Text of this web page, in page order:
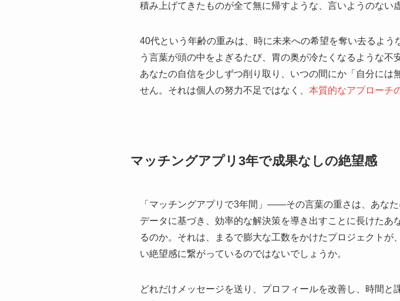
積み上げてきたものが全て無に帰すような、言いようのない
40代という年齢の重みは、時に未来への希望を奪い去るよう
う言葉が頭の中をよぎるたび、胃の奥が冷たくなるような不
あなたの自信を少しずつ削り取り、いつの間にか「自分に
せん。それは個人の努力不足ではなく、 本質的なアプローチ
マッチングアプリ3年で成果なしの絶望感
「マッチングアプリで3年間」――その言葉の重さは、あなた
データに基づき、効率的な解決策を導き出すことに長けた
るのか。それは、まるで膨大な工数をかけたプロジェクト
い絶望感に繋がっているのではないでしょうか。
どれだけメッセージを送り、プロフィールを改善し、時間